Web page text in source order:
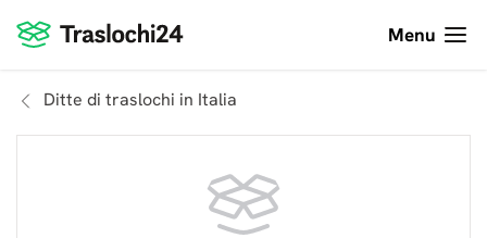
Menu
Ditte di traslochi in Italia